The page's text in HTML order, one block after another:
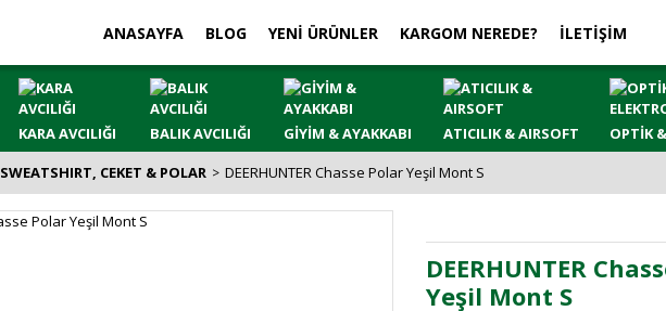
ANASAYFA BLOG YENİ ÜRÜNLER KARGOM NEREDE? İLETİŞİM
KARA AVCILIĞI BALIK AVCILIĞI GİYİM & AYAKKABI ATICILIK & AIRSOFT OPTİK
SWEATSHIRT, CEKET & POLAR DEERHUNTER Chasse Polar Yeşil Mont S
DEERHUNTER
Yeşil Mont S